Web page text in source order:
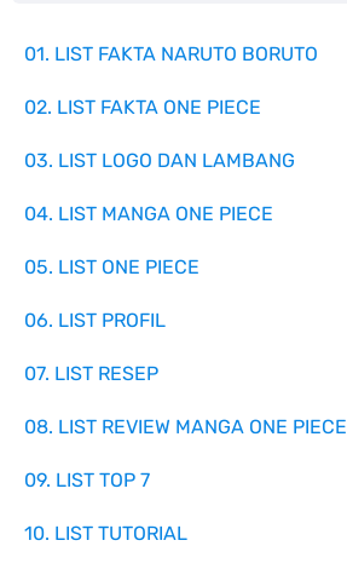
01. LIST FAKTA NARUTO BORUTO
02. LIST FAKTA ONE PIECE
03. LIST LOGO DAN LAMBANG
04. LIST MANGA ONE PIECE
05. LIST ONE PIECE
06. LIST PROFIL
07. LIST RESEP
08. LIST REVIEW MANGA ONE PIECE
09. LIST TOP 7
10. LIST TUTORIAL